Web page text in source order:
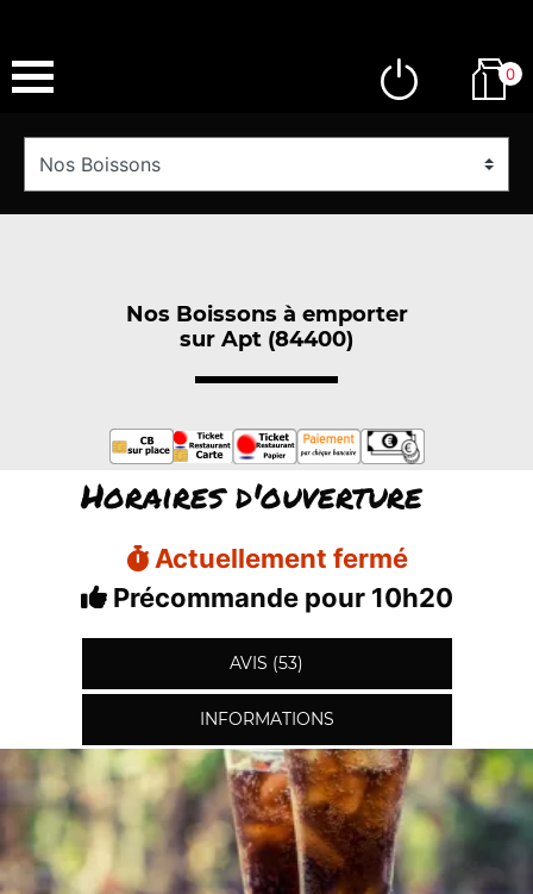
0
Nos Boissons à emporter
sur Apt (84400)
Horaires d'ouverture
Actuellement fermé
Précommande pour 10h20
AVIS (53)
INFORMATIONS